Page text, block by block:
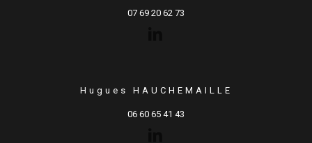
07 69 20 62 73
Hugues HAUCHEMAILLE
06 60 65 41 43